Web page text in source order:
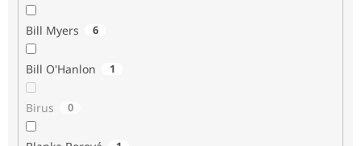
Bill Myers 6
Bill O'Hanlon 1
Birus 0